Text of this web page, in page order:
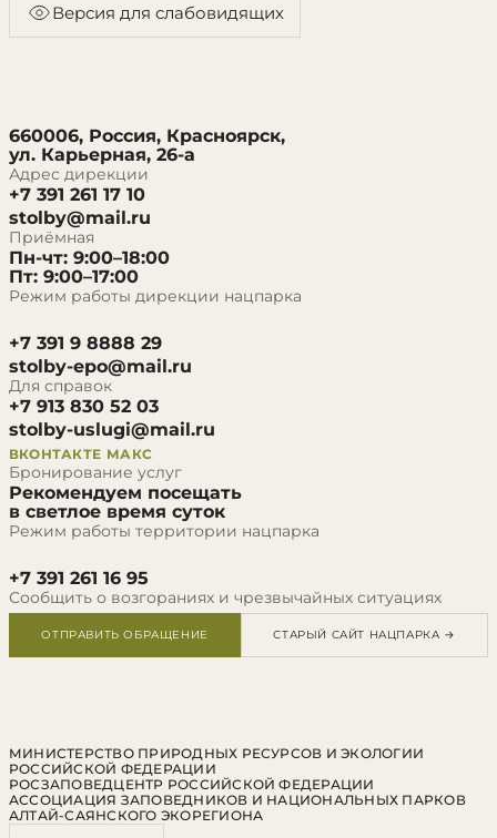
Версия для слабовидящих
660006, Россия, Красноярск,
ул. Карьерная, 26-а
Адрес дирекции
+7 391 261 17 10
stolby@mail.ru
Приёмная
Пн-чт: 9:00–18:00
Пт: 9:00–17:00
Режим работы дирекции нацпарка
+7 391 9 8888 29
stolby-epo@mail.ru
Для справок
+7 913 830 52 03
stolby-uslugi@mail.ru
ВКОНТАКТЕ МАКС
Бронирование услуг
Рекомендуем посещать
в светлое время суток
Режим работы территории нацпарка
+7 391 261 16 95
Сообщить о возгораниях и чрезвычайных ситуациях
ОТПРАВИТЬ ОБРАЩЕНИЕ СТАРЫЙ САЙТ НАЦПАРКА →
МИНИСТЕРСТВО ПРИРОДНЫХ РЕСУРСОВ И ЭКОЛОГИИ
РОССИЙСКОЙ ФЕДЕРАЦИИ
РОСЗАПОВЕДЦЕНТР РОССИЙСКОЙ ФЕДЕРАЦИИ
АССОЦИАЦИЯ ЗАПОВЕДНИКОВ И НАЦИОНАЛЬНЫХ ПАРКОВ
АЛТАЙ-САЯНСКОГО ЭКОРЕГИОНА